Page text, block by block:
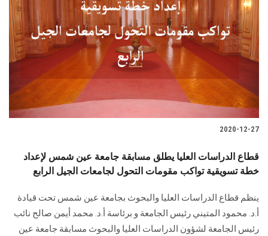
الطلاب
هيئة التدريس
الدراسات العليا
الخريجين
الزائـرون
سجل الان
2020-12-27
قطاع الدراسات العليا يطلق مسابقة جامعة عين شمس لإعداد
خطة تسويقية تواكب مقومات التحول لجامعات الجيل الرابع
ينظم قطاع الدراسات العليا والبحوث بجامعة عين شمس تحت قيادة
أ.د. محمود المتيني رئيس الجامعة و برئاسة أ.د. محمد أيمن صالح نائب
رئيس الجامعة لشؤون الدراسات العليا والبحوث مسابقة جامعة عين